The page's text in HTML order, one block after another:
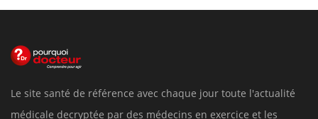
Le site santé de référence avec chaque jour toute l'actualité
médicale decryptée par des médecins en exercice et les